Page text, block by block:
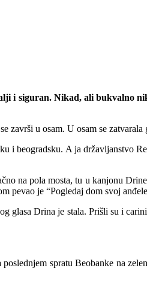
i siguran. Nikad, ali bukvalno
završi u osam. U osam se
beogradsku. A ja državljanstvo
na pola mosta, tu u kanjonu
pevao je “Pogledaj dom svoj
glasa Drina je stala. Prišli su i
spratu Beobanke na